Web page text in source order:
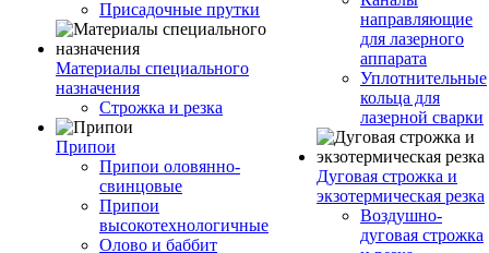
Присадочные прутки
Материалы специального
назначения
Строжка и резка
Припои
Припои оловянно-
свинцовые
Припои
высокотехнологичные
Олово и баббит
направляющие
для лазерного
аппарата
Уплотнительные
кольца для
лазерной сварки
Дуговая строжка и
экзотермическая резка
Воздушно-
дуговая строжка